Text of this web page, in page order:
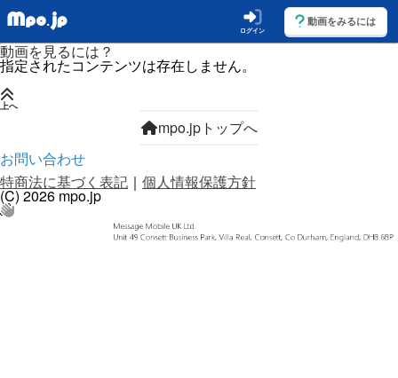
ログイン
動画をみるには
動画を見るには？
指定されたコンテンツは存在しません。
上へ
mpo.jpトップへ
お問い合わせ
特商法に基づく表記 ｜ 個人情報保護方針
(C) 2026 mpo.jp